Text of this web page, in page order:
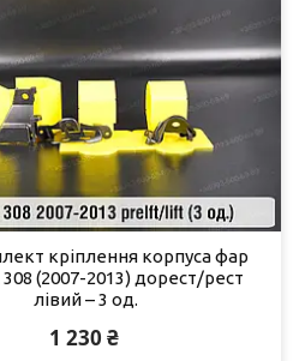
кріплення корпуса фар
(2007-2013) дорест/рест
лівий – 3 од.
1 230 ₴